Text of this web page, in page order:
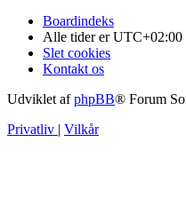
Boardindeks
Alle tider erUTC+02:00
Slet cookies
Kontakt os
Udviklet afphpBB® Forum
Privatliv | Vilkår